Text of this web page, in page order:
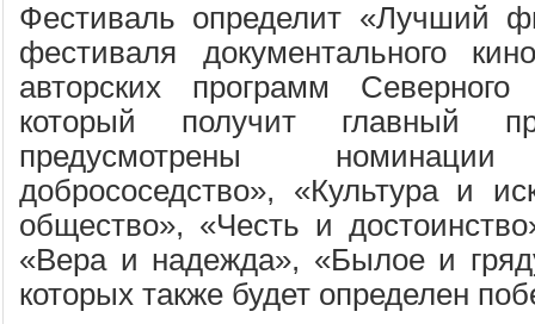
Фестиваль определит «Лучший
фестиваля документального
авторских программ Северного
который получит главный
предусмотрены
добрососедство», «Культура и
общество», «Честь и
«Вера и надежда», «Былое и
которых также будет определен